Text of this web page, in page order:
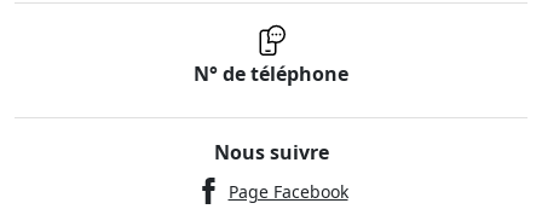
N° de téléphone
Nous suivre
Page Facebook